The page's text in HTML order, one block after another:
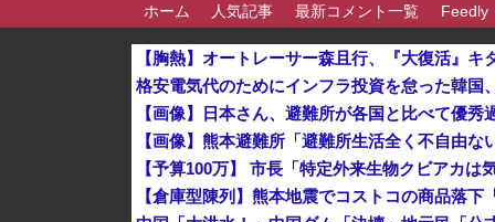
ホーム 人気記事 最新コメント一覧 Feedly
【胸熱】オートレーサー森且行、『大復活』キ
【画像】日本さん、避難所が各国と比べて優秀